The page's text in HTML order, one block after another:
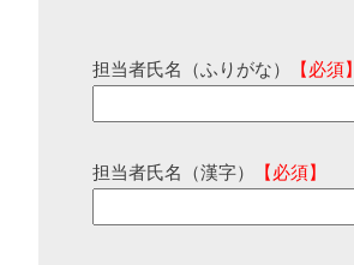
担当者氏名（ふりがな） 【必須】
担当者氏名（漢字） 【必須】